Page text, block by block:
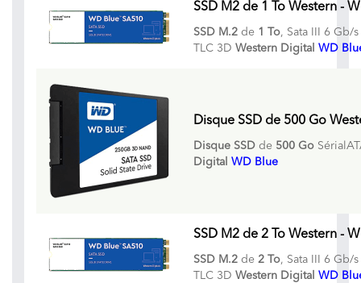
SSD M2 de 1 To Western -
SSD M.2 de 1 To, Sata III 6 Gb/
TLC 3D Western Digital WD
Disque SSD de 500 Go
Disque SSD de 500 Go
Digital WD Blue
SSD M2 de 2 To Western -
SSD M.2 de 2 To, Sata III 6 Gb/
TLC 3D Western Digital WD